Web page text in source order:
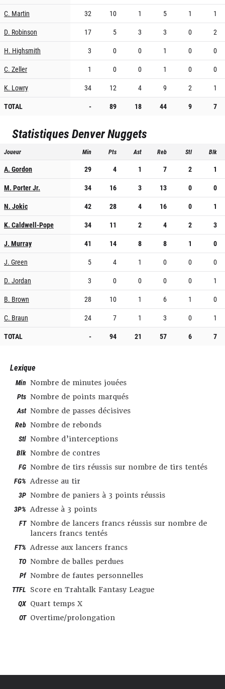
C. Martin
32 10 1 5 1
1
D. Robinson
17 5 3 3 0
2
H. Highsmith
3 0 0 1 0
0
C. Zeller
1 0 0 1 0
0
K. Lowry
34 12 4 9 2
1
TOTAL
- 89 18 44 9 7
StatistiquesDenver Nuggets
Joueur Min Pts Ast Reb Stl Blk
A. Gordon 29 4 1 7 2
1
M. Porter Jr.
34 16 3 13 0
0
N. Jokic
42 28 4 16 0
1
K. Caldwell-Pope
34 11 2 4 2
3
J. Murray
41 14 8 8 1
0
J. Green
5 4 1 0 0
0
D. Jordan
3 0 0 0 0
1
B. Brown
28 10 1 6 1
0
C. Braun
24 7 1 3 0
1
TOTAL
- 94 21 57 6 7
Lexique
Min Nombre de minutes jouées
Pts Nombre de points marqués
Ast Nombre de passes décisives
Reb Nombre de rebonds
Stl Nombre d’interceptions
Blk Nombre de contres
FG Nombre de tirs réussis sur nombre de tirs tentés
FG% Adresse au tir
3P Nombre de paniers à 3 points réussis
3P% Adresse à 3 points
FT Nombre de lancers francs réussis sur nombre de
lancers francs tentés
FT% Adresse aux lancers francs
TO Nombre de balles perdues
Pf Nombre de fautes personnelles
TTFL Score en Trahtalk Fantasy League
QX Quart temps X
OT Overtime/prolongation